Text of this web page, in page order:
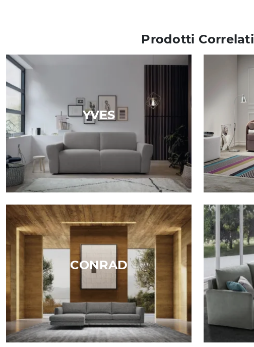
Prodotti Correlati
YVES
CONRAD